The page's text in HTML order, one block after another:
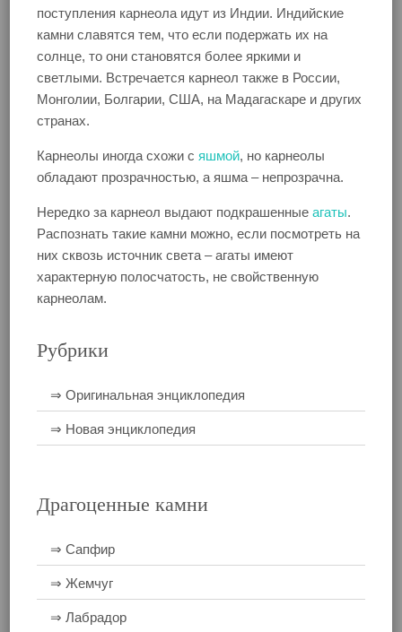
поступления карнеола идут из Индии. Индийские
камни славятся тем, что если подержать их на
солнце, то они становятся более яркими и
светлыми. Встречается карнеол также в России,
Монголии, Болгарии, США, на Мадагаскаре и других
странах.
Карнеолы иногда схожи сяшмой, но карнеолы
обладают прозрачностью, а яшма – непрозрачна.
Нередко за карнеол выдают подкрашенныеагаты.
Распознать такие камни можно, если посмотреть на
них сквозь источник света – агаты имеют
характерную полосчатость, не свойственную
карнеолам.
Рубрики
⇒ Оригинальная энциклопедия
⇒ Новая энциклопедия
Драгоценные камни
⇒ Сапфир
⇒ Жемчуг
⇒ Лабрадор